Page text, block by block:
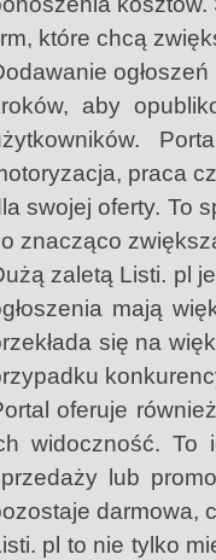
które chcą
aby
praca
swojej oferty. To
znacząco
zaletą Listi. pl
mają
się na
oferuje
widoczność. To
lub
darmowa,
pl to nie tylko